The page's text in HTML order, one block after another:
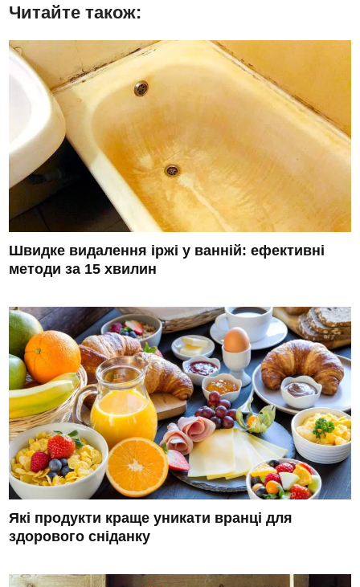
Читайте також:
Швидке видалення іржі у ванній: ефективні
методи за 15 хвилин
Які продукти краще уникати вранці для
здорового сніданку